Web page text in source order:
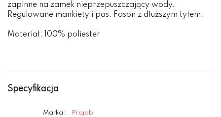
zapinne na zamek nieprzepuszczający wody.
Regulowane mankiety i pas. Fason z dłuższym tyłem.
Materiał: 100% poliester
Specyfikacja
Marka : Projob